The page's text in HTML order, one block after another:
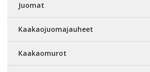
Juomat
Kaakaojuomajauheet
Kaakaomurot